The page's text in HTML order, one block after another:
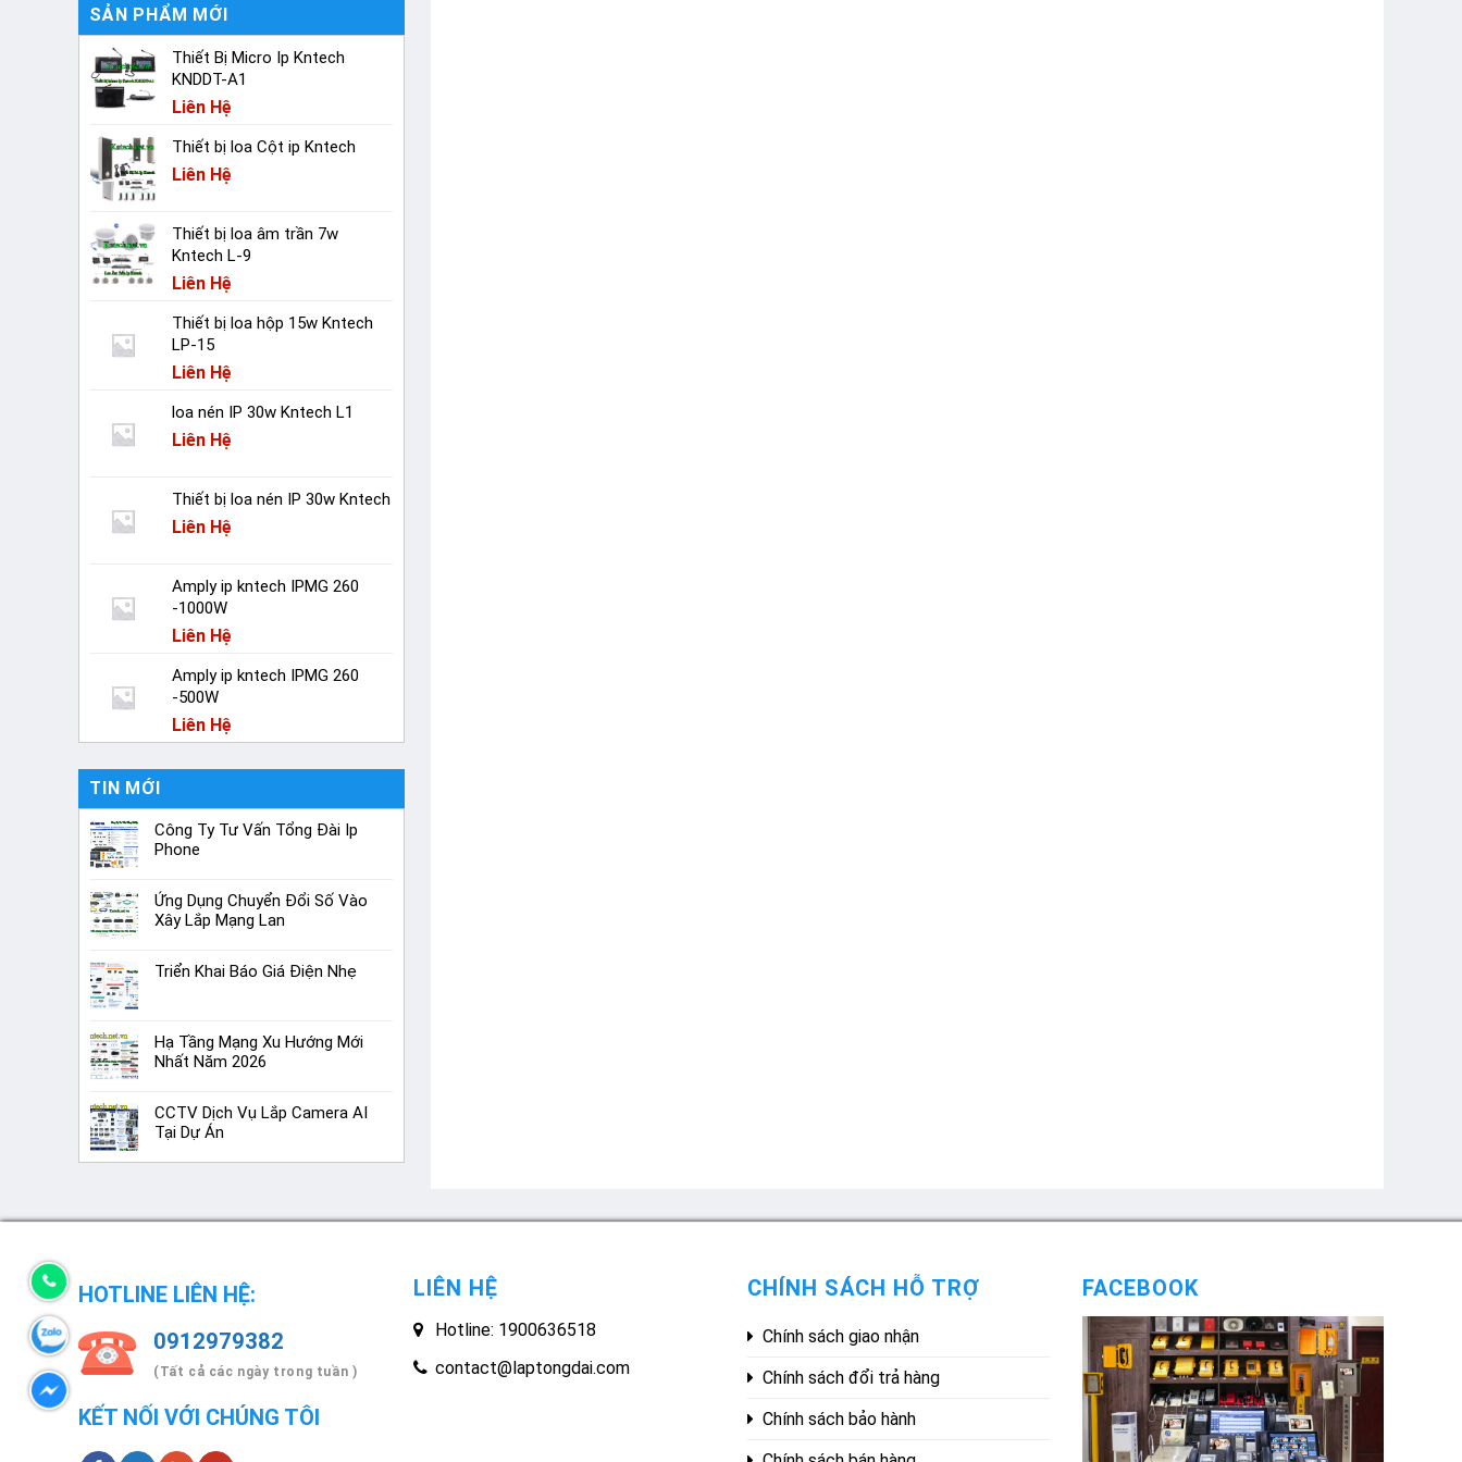
SẢN PHẨM MỚI
Thiết Bị Micro Ip Kntech
KNDDT-A1
Liên Hệ
Thiết bị loa Cột ip Kntech
Liên Hệ
Thiết bị loa âm trần 7w
Kntech L-9
Liên Hệ
Thiết bị loa hộp 15w Kntech
LP-15
Liên Hệ
loa nén IP 30w Kntech L1
Liên Hệ
Thiết bị loa nén IP 30w Kntech
Liên Hệ
Amply ip kntech IPMG 260
-1000W
Liên Hệ
Amply ip kntech IPMG 260
-500W
Liên Hệ
TIN MỚI
Công Ty Tư Vấn Tổng Đài Ip
Phone
Ứng Dụng Chuyển Đổi Số Vào
Xây Lắp Mạng Lan
Triển Khai Báo Giá Điện Nhẹ
Hạ Tầng Mạng Xu Hướng Mới
Nhất Năm 2026
CCTV Dịch Vụ Lắp Camera AI
Tại Dự Án
HOTLINE LIÊN HỆ:
0912979382
(Tất cả các ngày trong tuần )
KẾT NỐI VỚI CHÚNG TÔI
LIÊN HỆ
Hotline: 1900636518
contact@laptongdai.com
CHÍNH SÁCH HỖ TRỢ
Chính sách giao nhận
Chính sách đổi trả hàng
Chính sách bảo hành
FACEBOOK